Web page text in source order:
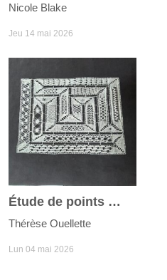
Nicole Blake
Jeu 14 mai 2026
Étude de points Milanaise
Thérèse Ouellette
Lun 04 mai 2026